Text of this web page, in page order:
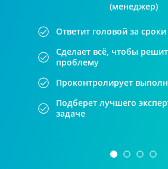
(менеджер)
Ответит головой за сроки
Сделает всё, чтобы
проблему
Проконтролирует
Подберет лучшего
задаче